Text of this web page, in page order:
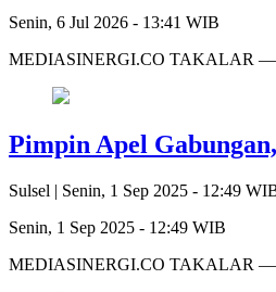
Senin, 6 Jul 2026 - 13:41 WIB
MEDIASINERGI.CO TAKALAR —
Pimpin Apel
Sulsel | Senin, 1 Sep 2025 - 12:49
Senin, 1 Sep 2025 - 12:49 WIB
MEDIASINERGI.CO TAKALAR —